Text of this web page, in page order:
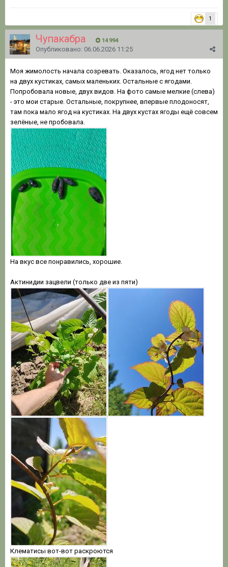
1
Чупакабра 14 994
Опубликовано: 06.06.2026 11:25
Моя жимолость начала созревать. Оказалось, ягод нет только
на двух кустиках, самых маленьких. Остальные с ягодами.
Попробовала новые, двух видов. На фото самые мелкие (слева)
- это мои старые. Остальные, покрупнее, впервые плодоносят,
там пока мало ягод на кустиках. На двух кустах ягоды ещё совсем
зелёные, не пробовала.
На вкус все понравились, хорошие.
Актинидии зацвели (только две из пяти)
Клематисы вот-вот раскроются